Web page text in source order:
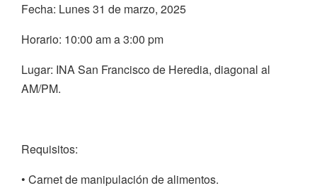
Fecha: Lunes 31 de marzo, 2025
Horario: 10:00 am a 3:00 pm
Lugar: INA San Francisco de Heredia, diagonal al
AM/PM.
Requisitos:
• Carnet de manipulación de alimentos.